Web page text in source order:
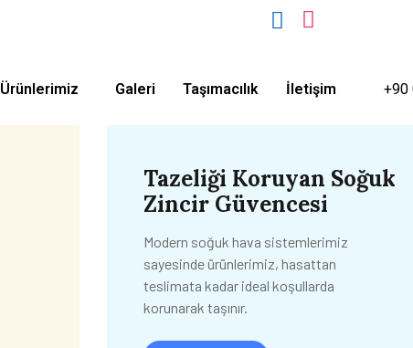
Ürünlerimiz Galeri Taşımacılık İletişim +90
Tazeliği Koruyan Soğuk
Zincir Güvencesi
Modern soğuk hava sistemlerimiz
sayesinde ürünlerimiz, hasattan
teslimata kadar ideal koşullarda
korunarak taşınır.